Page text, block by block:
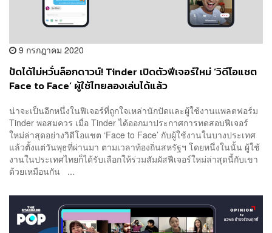
9 กรกฎาคม 2020
ปัดได้ไม่หวั่นล็อกดาวน์! Tinder เปิดตัวฟีเจอร์ใหม่ ‘วิดีโอแชต
Face to Face’ ผู้ใช้ไทยลองเล่นได้แล้ว
น่าจะเป็นอีกหนึ่งในฟีเจอร์ที่ถูกใจเหล่านักปัดและผู้ใช้งานแพลตฟอร์ม
Tinder พอสมควร เมื่อ Tinder ได้ออกมาประกาศการทดสอบฟีเจอร์
ใหม่ล่าสุดอย่างวิดีโอแชต ‘Face to Face’ กับผู้ใช้งานในบางประเทศ
แล้วตั้งแต่วันพุธที่ผ่านมา ตามเวลาท้องถิ่นสหรัฐฯ โดยหนึ่งในนั้น ผู้ใช้
งานในประเทศไทยก็ได้รับเลือกให้ร่วมสัมผัสฟีเจอร์ใหม่ล่าสุดนี้กับเขา
ด้วยเหมือนกัน ...